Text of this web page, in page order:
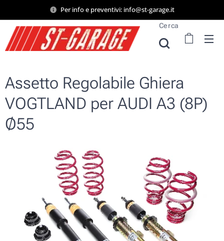
Per info e preventivi: info@st-garage.it
Cerca
Assetto Regolabile Ghiera
VOGTLAND per AUDI A3 (8P)
Ø55